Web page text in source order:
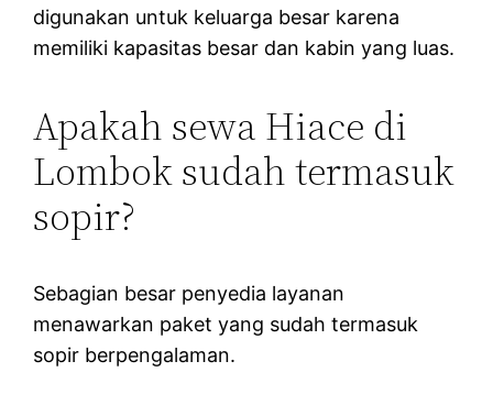
digunakan untuk keluarga besar karena
memiliki kapasitas besar dan kabin yang luas.
Apakah sewa Hiace di
Lombok sudah termasuk
sopir?
Sebagian besar penyedia layanan
menawarkan paket yang sudah termasuk
sopir berpengalaman.